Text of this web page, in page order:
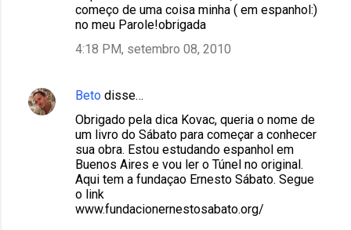
começo de uma coisa minha ( em espanhol:)
no meu Parole!obrigada
4:18 PM, setembro 08, 2010
Beto disse…
Obrigado pela dica Kovac, queria o nome de
um livro do Sábato para começar a conhecer
sua obra. Estou estudando espanhol em
Buenos Aires e vou ler o Túnel no original.
Aqui tem a fundaçao Ernesto Sábato. Segue
o link
www.fundacionernestosabato.org/